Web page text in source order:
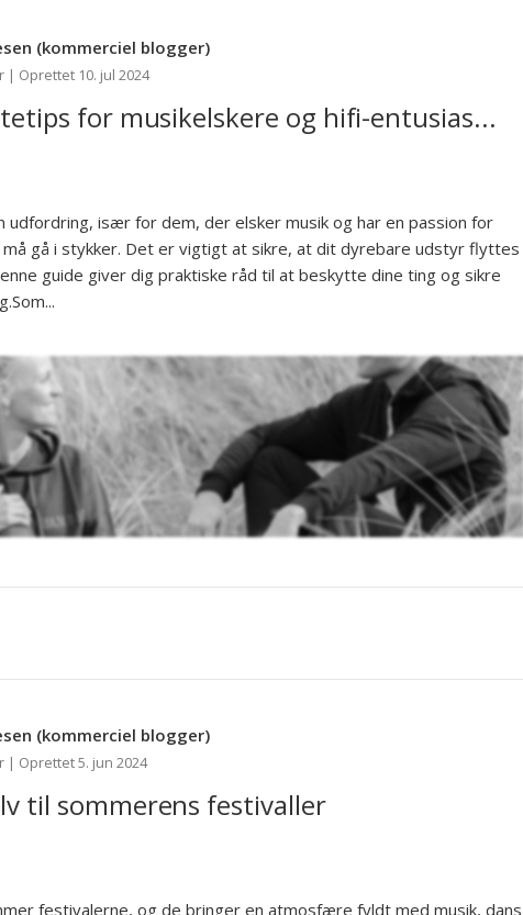
(kommerciel blogger)
| Oprettet 10. jul 2024
for musikelskere og hifi-entusias...
især for dem, der elsker musik og har en passion for
gå i stykker. Det er vigtigt at sikre, at dit dyrebare udstyr flyttes
guide giver dig praktiske råd til at beskytte dine ting og sikre
(kommerciel blogger)
| Oprettet 5. jun 2024
til sommerens festivaller
festivalerne, og de bringer en atmosfære fyldt med musik, dans